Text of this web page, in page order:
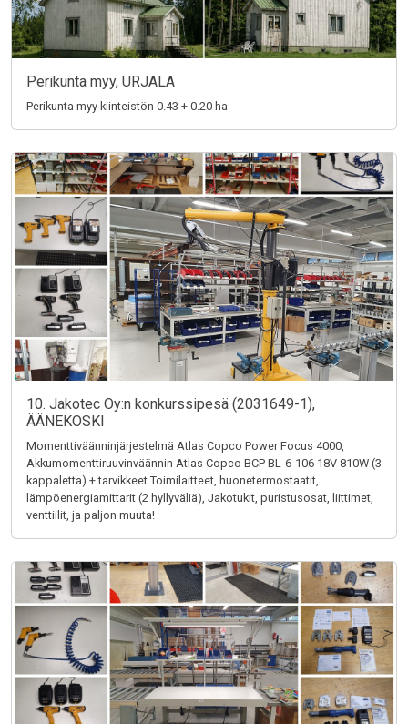
Perikunta myy, URJALA
Perikunta myy kiinteistön 0.43 + 0.20 ha
10. Jakotec Oy:n konkurssipesä (2031649-1),
ÄÄNEKOSKI
Momenttiväänninjärjestelmä Atlas Copco Power Focus 4000,
Akkumomenttiruuvinväännin Atlas Copco BCP BL-6-106 18V 810W (3
kappaletta) + tarvikkeet Toimilaitteet, huonetermostaatit,
lämpöenergiamittarit (2 hyllyväliä), Jakotukit, puristusosat, liittimet,
venttiilit, ja paljon muuta!